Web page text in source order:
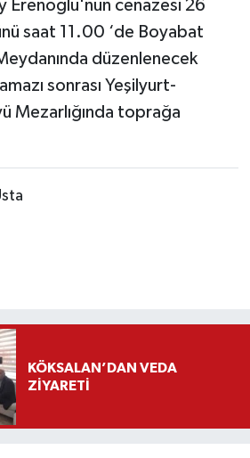
Erenoğlu'nun cenazesi 26
saat 11.00 ‘de Boyabat
düzenlenecek
sonrası Yeşilyurt-
Mezarlığında toprağa
KÖKSALAN’DAN VEDA
ZİYARETİ